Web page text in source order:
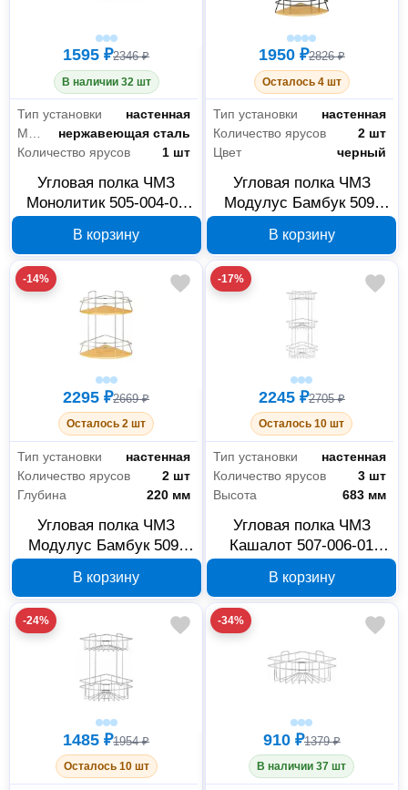
1595 ₽2346 ₽
В наличии 32 шт
Тип установки
настенная
нержавеющая сталь
Количество ярусов
1 шт
Угловая полка ЧМЗ
Монолитик 505-004-01
В корзину
1950 ₽2826 ₽
Осталось 4 шт
Тип установки
настенная
Количество ярусов
2 шт
Цвет
черный
Угловая полка ЧМЗ
Модулус Бамбук 509-
В корзину
-14%
2295 ₽2669 ₽
Осталось 2 шт
Тип установки
настенная
Количество ярусов
2 шт
Глубина
220 мм
Угловая полка ЧМЗ
Модулус Бамбук 509-
В корзину
-17%
2245 ₽2705 ₽
Осталось 10 шт
Тип установки
настенная
Количество ярусов
3 шт
Высота
683 мм
Угловая полка ЧМЗ
Кашалот 507-006-01
В корзину
-24%
1485 ₽1954 ₽
Осталось 10 шт
-34%
910 ₽1379 ₽
В наличии 37 шт